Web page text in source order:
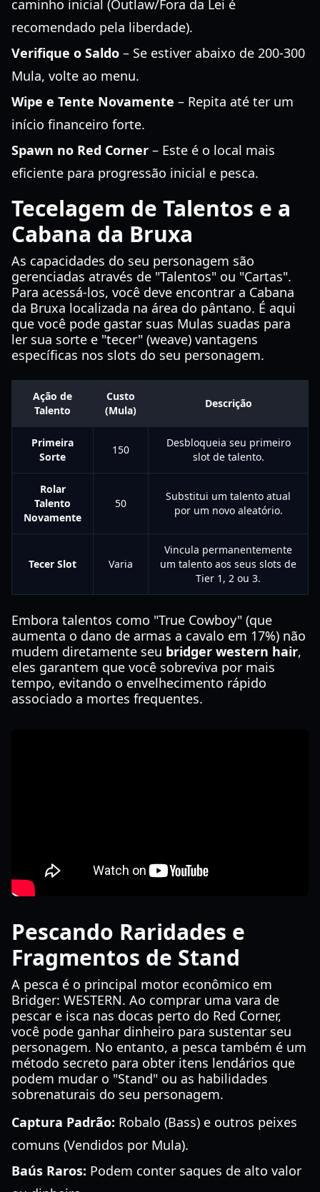
caminho inicial (Outlaw/Fora da Lei é
recomendado pela liberdade).
Verifique o Saldo – Se estiver abaixo de 200-300
Mula, volte ao menu.
Wipe e Tente Novamente – Repita até ter um
início financeiro forte.
Spawn no Red Corner – Este é o local mais
eficiente para progressão inicial e pesca.
Tecelagem de Talentos e a
Cabana da Bruxa
As capacidades do seu personagem são
gerenciadas através de "Talentos" ou "Cartas".
Para acessá-los, você deve encontrar a Cabana
da Bruxa localizada na área do pântano. É aqui
que você pode gastar suas Mulas suadas para
ler sua sorte e "tecer" (weave) vantagens
específicas nos slots do seu personagem.
Ação de
Talento
Custo
(Mula)
Descrição
Primeira
Sorte
150
Desbloqueia seu primeiro
slot de talento.
Rolar
Talento
Novamente
50
Substitui um talento atual
por um novo aleatório.
Tecer Slot Varia
Vincula permanentemente
um talento aos seus slots de
Tier 1, 2 ou 3.
Embora talentos como "True Cowboy" (que
aumenta o dano de armas a cavalo em 17%) não
mudem diretamente seu bridger western hair,
eles garantem que você sobreviva por mais
tempo, evitando o envelhecimento rápido
associado a mortes frequentes.
Pescando Raridades e
Fragmentos de Stand
A pesca é o principal motor econômico em
Bridger: WESTERN. Ao comprar uma vara de
pescar e isca nas docas perto do Red Corner,
você pode ganhar dinheiro para sustentar seu
personagem. No entanto, a pesca também é um
método secreto para obter itens lendários que
podem mudar o "Stand" ou as habilidades
sobrenaturais do seu personagem.
Captura Padrão: Robalo (Bass) e outros peixes
comuns (Vendidos por Mula).
Baús Raros: Podem conter saques de alto valor